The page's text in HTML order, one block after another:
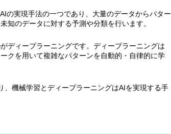
の実現手法の一つであり、大量のデータからパター
知のデータに対する予測や分類を行います。
ディープラーニングです。ディープラーニングは
クを用いて複雑なパターンを自動的・自律的に学
機械学習とディープラーニングはAIを実現する手